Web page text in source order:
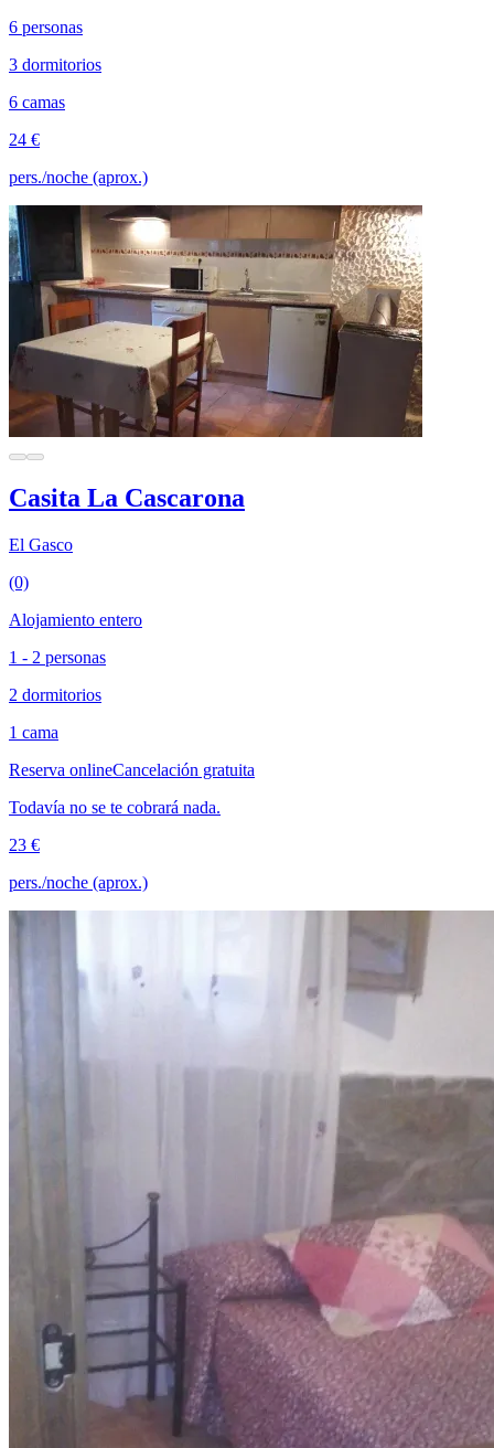
6 personas
3 dormitorios
6 camas
24 €
pers./noche (aprox.)
Casita La Cascarona
El Gasco
(0)
Alojamiento entero
1 - 2 personas
2 dormitorios
1 cama
Reserva onlineCancelación gratuita
Todavía no se te cobrará nada.
23 €
pers./noche (aprox.)